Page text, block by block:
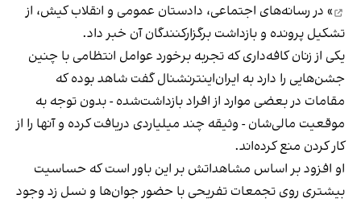
» در رسانه‌های اجتماعی، دادستان عمومی و انقلاب کیش، از
تشکیل پرونده و بازداشت برگزارکنندگان آن خبر داد.
یکی از زنان کافه‌داری که تجربه برخورد عوامل انتظامی با چنین
جشن‌هایی را دارد به ایران‌اینترنشنال گفت شاهد بوده که
مقامات در بعضی موارد از افراد بازداشت‌‌شده - بدون توجه به
موقعیت مالی‌شان - وثیقه چند میلیاردی دریافت کرده و آنها را از
کار کردن منع کرده‌اند.
او افزود بر اساس مشاهداتش بر این باور است که حساسیت
بیشتری روی تجمعات تفریحی با حضور جوان‌ها و نسل زد وجود